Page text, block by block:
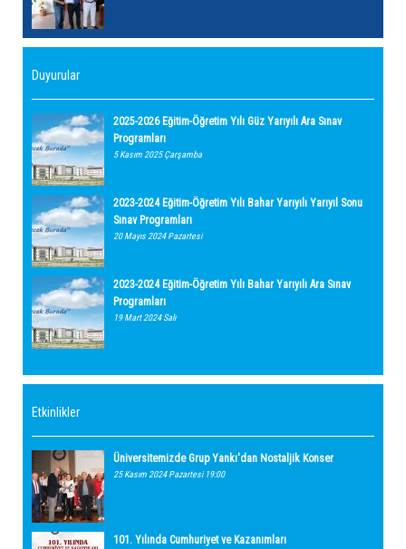
Duyurular
2025-2026 Eğitim-Öğretim Yılı Güz Yarıyılı Ara Sınav
Programları
5 Kasım 2025 Çarşamba
2023-2024 Eğitim-Öğretim Yılı Bahar Yarıyılı Yarıyıl Sonu
Sınav Programları
20 Mayıs 2024 Pazartesi
2023-2024 Eğitim-Öğretim Yılı Bahar Yarıyılı Ara Sınav
Programları
19 Mart 2024 Salı
Etkinlikler
Üniversitemizde Grup Yankı'dan Nostaljik Konser
25 Kasım 2024 Pazartesi 19:00
101. Yılında Cumhuriyet ve Kazanımları